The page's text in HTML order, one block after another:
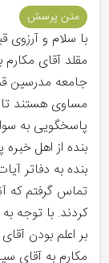
متن پرسش
با سلام و
مقلد آقای
جامعه مدرسین
مساوی هستند تا
پاسخگویی به
بنده از اهل
بنده به دفاتر
تماس گرفتم که
کردند. با توجه
بر اعلم بودن
مکارم به آقای